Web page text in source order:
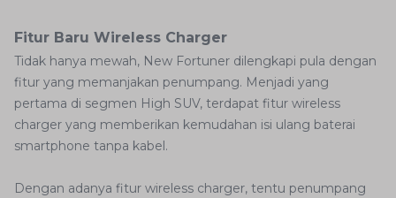
Fitur Baru Wireless Charger
Tidak hanya mewah, New Fortuner dilengkapi pula dengan
fitur yang memanjakan penumpang. Menjadi yang
pertama di segmen High SUV, terdapat fitur wireless
charger yang memberikan kemudahan isi ulang baterai
smartphone tanpa kabel.
Dengan adanya fitur wireless charger, tentu penumpang